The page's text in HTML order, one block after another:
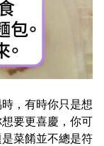
，有時你只是想
要更喜慶，你可
菜餚並不總是符